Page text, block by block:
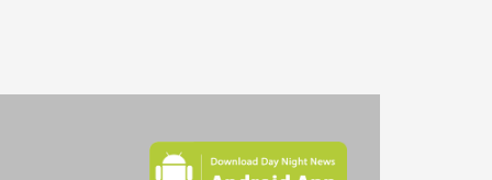
বিধিনিষেধ বাস্তবায়নে কঠোর ফুলবাড়ী উপজেলা প্রশাসন!!
কমলনগরে মেঘনায় ধরা পড়লো ২২ কেজি ওজনের পাখি মাছ।